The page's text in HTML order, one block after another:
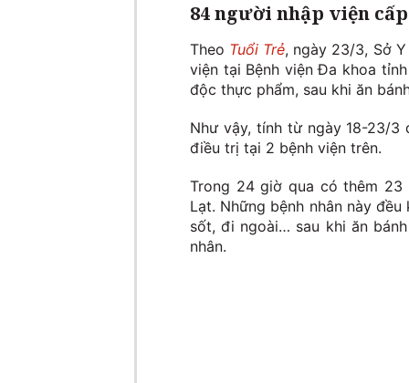
84 người nhập viện
Theo Tuổi Trẻ, ngày 23/3, Sở
viện tại Bệnh viện Đa khoa
độc thực phẩm, sau khi ăn
Như vậy, tính từ ngày 18-23/3
điều trị tại 2 bệnh viện trên.
Trong 24 giờ qua có thêm 23
Lạt. Những bệnh nhân này
sốt, đi ngoài… sau khi ăn
nhân.